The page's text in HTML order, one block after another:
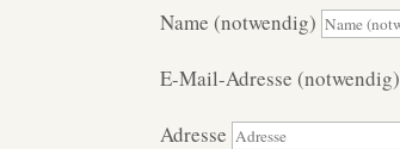
Name (notwendig)
E-Mail-Adresse (notwendig)
Adresse